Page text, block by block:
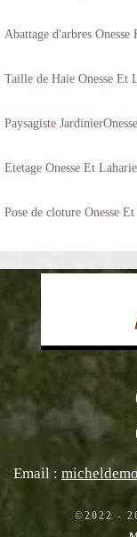
Abattage d'arbres Onesse
Taille de Haie Onesse Et
Paysagiste
Etetage Onesse Et
Pose de cloture Onesse
Email :
©2022 -